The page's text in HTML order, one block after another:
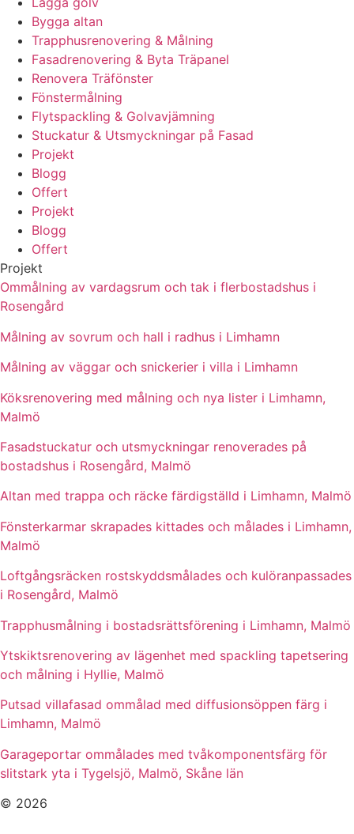
Bygga altan
Trapphusrenovering & Målning
Fasadrenovering & Byta Träpanel
Renovera Träfönster
Fönstermålning
Flytspackling & Golvavjämning
Stuckatur & Utsmyckningar på Fasad
Projekt
Blogg
Offert
Projekt
Blogg
Offert
Projekt
Ommålning av vardagsrum och tak i flerbostadshus i
Rosengård
Målning av sovrum och hall i radhus i Limhamn
Målning av väggar och snickerier i villa i Limhamn
Köksrenovering med målning och nya lister i Limhamn,
Malmö
Fasadstuckatur och utsmyckningar renoverades på
bostadshus i Rosengård, Malmö
Altan med trappa och räcke färdigställd i Limhamn, Malmö
Fönsterkarmar skrapades kittades och målades i Limhamn,
Malmö
Loftgångsräcken rostskyddsmålades och kulöranpassades
i Rosengård, Malmö
Trapphusmålning i bostadsrättsförening i Limhamn, Malmö
Ytskiktsrenovering av lägenhet med spackling tapetsering
och målning i Hyllie, Malmö
Putsad villafasad ommålad med diffusionsöppen färg i
Limhamn, Malmö
Garageportar ommålades med tvåkomponentsfärg för
slitstark yta i Tygelsjö, Malmö, Skåne län
© 2026